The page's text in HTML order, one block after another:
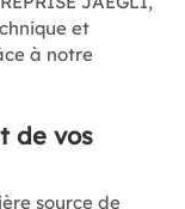
et
à notre
de vos
source de